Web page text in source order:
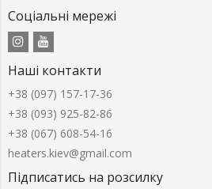
Соціальні мережі
Наші контакти
+38 (097) 157-17-36
+38 (093) 925-82-86
+38 (067) 608-54-16
heaters.kiev@gmail.com
Підписатись на розсилку